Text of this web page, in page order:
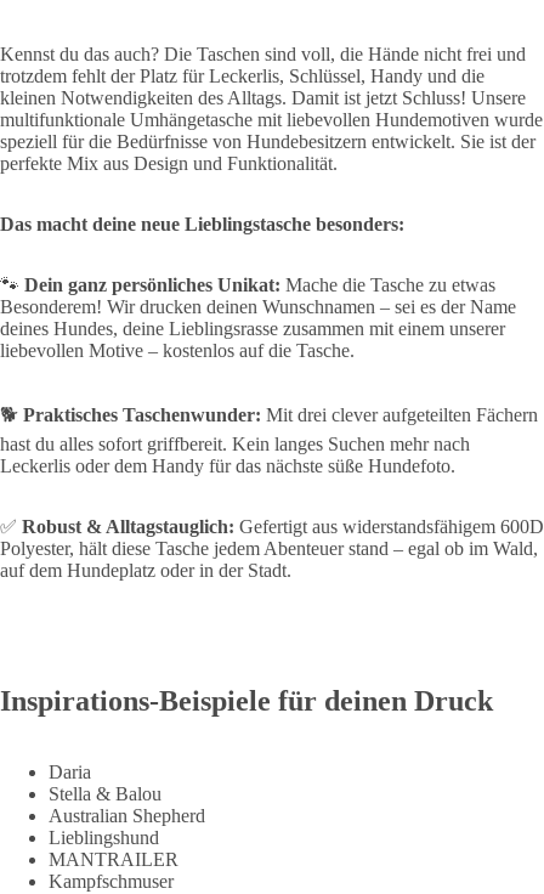
Kennst du das auch? Die Taschen sind voll, die Hände nicht frei und
trotzdem fehlt der Platz für Leckerlis, Schlüssel, Handy und die
kleinen Notwendigkeiten des Alltags. Damit ist jetzt Schluss! Unsere
multifunktionale Umhängetasche mit liebevollen Hundemotiven wurde
speziell für die Bedürfnisse von Hundebesitzern entwickelt. Sie ist der
perfekte Mix aus Design und Funktionalität.
Das macht deine neue Lieblingstasche besonders:
🐾 Dein ganz persönliches Unikat: Mache die Tasche zu etwas
Besonderem! Wir drucken deinen Wunschnamen – sei es der Name
deines Hundes, deine Lieblingsrasse zusammen mit einem unserer
liebevollen Motive – kostenlos auf die Tasche.
🐕 Praktisches Taschenwunder: Mit drei clever aufgeteilten Fächern
hast du alles sofort griffbereit. Kein langes Suchen mehr nach
Leckerlis oder dem Handy für das nächste süße Hundefoto.
✅ Robust & Alltagstauglich: Gefertigt aus widerstandsfähigem 600D
Polyester, hält diese Tasche jedem Abenteuer stand – egal ob im Wald,
auf dem Hundeplatz oder in der Stadt.
Inspirations-Beispiele für deinen Druck
Daria
Stella & Balou
Australian Shepherd
Lieblingshund
MANTRAILER
Kampfschmuser